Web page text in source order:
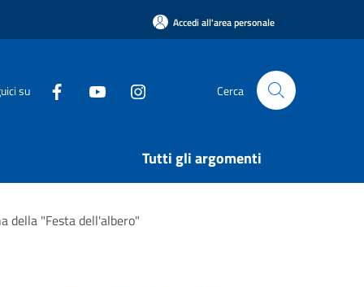
Accedi all'area personale
su Cerca
Tutti gli argomenti
della "Festa dell'albero"